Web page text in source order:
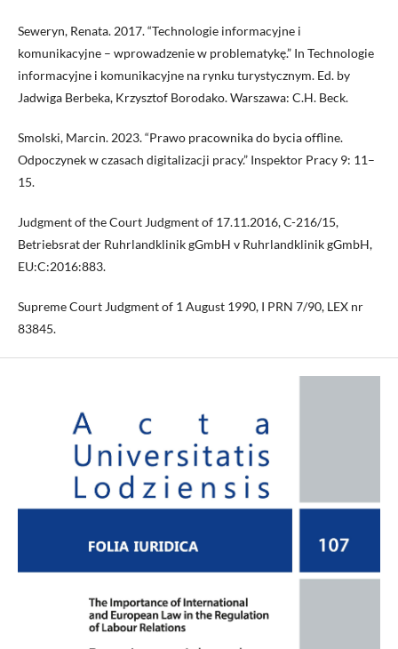
Seweryn, Renata. 2017. “Technologie informacyjne i
komunikacyjne – wprowadzenie w problematykę.” In Technologie
informacyjne i komunikacyjne na rynku turystycznym. Ed. by
Jadwiga Berbeka, Krzysztof Borodako. Warszawa: C.H. Beck.
Smolski, Marcin. 2023. “Prawo pracownika do bycia offline.
Odpoczynek w czasach digitalizacji pracy.” Inspektor Pracy 9: 11–
15.
Judgment of the Court Judgment of 17.11.2016, C-216/15,
Betriebsrat der Ruhrlandklinik gGmbH v Ruhrlandklinik gGmbH,
EU:C:2016:883.
Supreme Court Judgment of 1 August 1990, I PRN 7/90, LEX nr
83845.